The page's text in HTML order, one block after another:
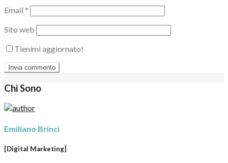
Email *
Sito web
Tienimi aggiornato!
Chi Sono
Emiliano Brinci
[Digital Marketing]